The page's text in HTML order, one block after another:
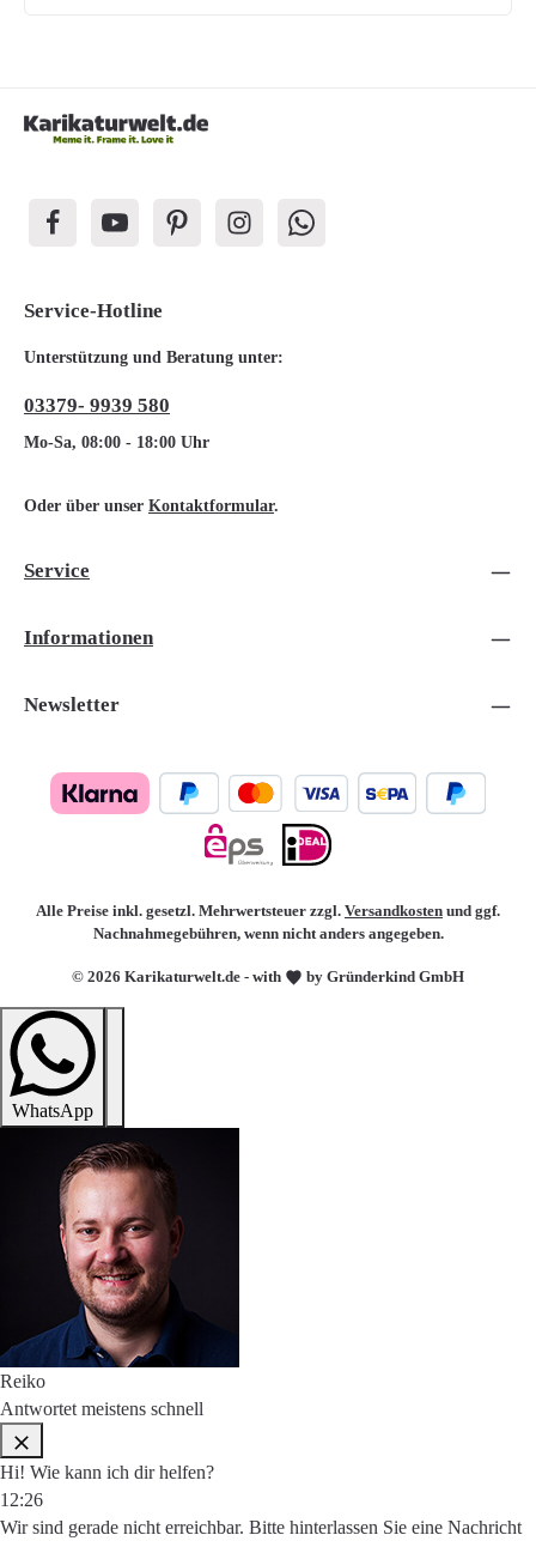
Service-Hotline
Unterstützung und Beratung unter:
03379- 9939 580
Mo-Sa, 08:00 - 18:00 Uhr
Oder über unser Kontaktformular.
Service
Informationen
Newsletter
© 2026 Karikaturwelt.de - with by Gründerkind GmbH
Alle Preise inkl. gesetzl. Mehrwertsteuer zzgl. Versandkosten und ggf.
Nachnahmegebühren, wenn nicht anders angegeben.
WhatsApp
Reiko
Antwortet meistens schnell
Hi! Wie kann ich dir helfen?
12:26
Wir sind gerade nicht erreichbar. Bitte hinterlassen Sie eine Nachricht